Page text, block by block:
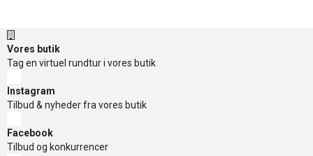
Vores butik
Tag en virtuel rundtur i vores butik
Instagram
Tilbud & nyheder fra vores butik
Facebook
Tilbud og konkurrencer